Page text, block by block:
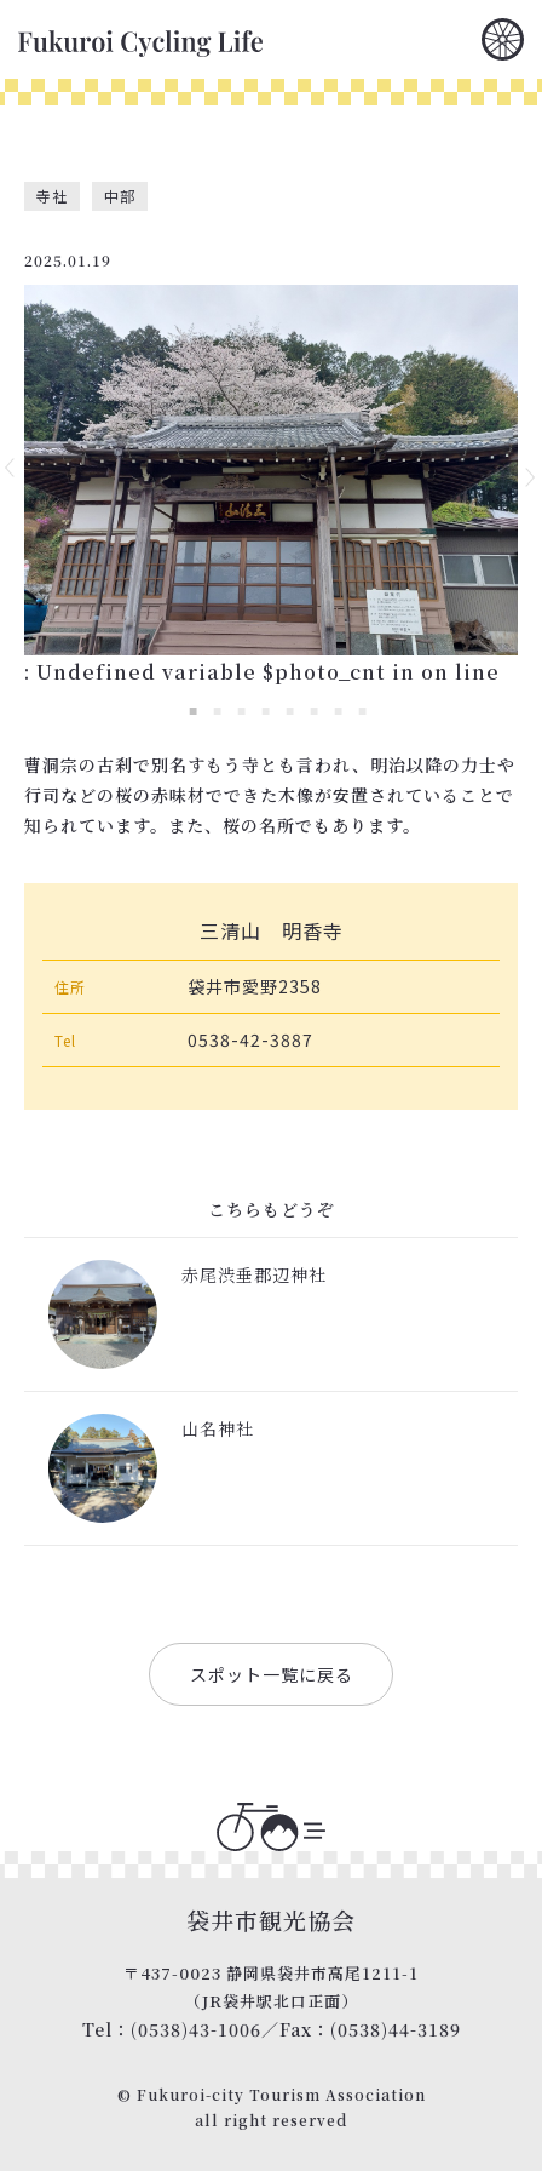
寺社 中部
2025.01.19
: Undefined variable $photo_cnt in on line
曹洞宗の古刹で別名すもう寺とも言われ、明治以降の力士や
行司などの桜の赤味材でできた木像が安置されていることで
知られています。また、桜の名所でもあります。
三清山 明香寺
住所 袋井市愛野2358
Tel 0538-42-3887
こちらもどうぞ
赤尾渋垂郡辺神社
山名神社
スポット一覧に戻る
袋井市観光協会
〒437-0023 静岡県袋井市高尾1211-1
（JR袋井駅北口正面）
Tel：(0538)43-1006／Fax：(0538)44-3189
© Fukuroi-city Tourism Association
all right reserved